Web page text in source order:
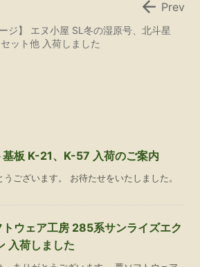
ージ】 エヌ小屋 SL冬の湿原号、北斗星
ット他 入荷しました
 Prev
基板 K-21、K-57 入荷のご案内
ございます。 お待たせをいたしました。
トウェア工房 285系サンライズエク
入荷しました